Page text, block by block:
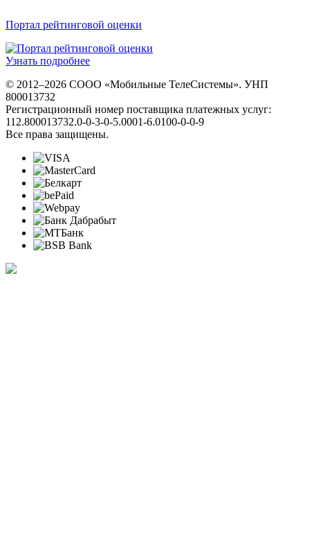
Портал рейтинговой оценки
Узнать подробнее
© 2012–2026 СООО «Мобильные ТелеСистемы». УНП
800013732
Регистрационный номер поставщика платежных услуг:
112.800013732.0-0-3-0-5.0001-6.0100-0-0-9
Все права защищены.